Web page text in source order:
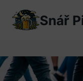
obsah
Snář